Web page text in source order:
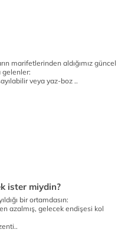
marifetlerinden aldığımız güncel
gelenler:
veya yaz-boz ..
ister miydin?
bir ortamdasın:
azalmış, gelecek endişesi kol